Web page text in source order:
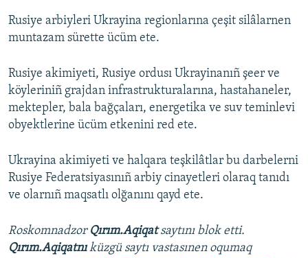
Rusiye arbiyleri Ukrayina regionlarına çeşit silâlarnen
muntazam sürette ücüm ete.
Rusiye akimiyeti, Rusiye ordusı Ukrayinanıñ şeer ve
köyleriniñ grajdan infrastrukturalarına, hastahaneler,
mektepler, bala bağçaları, energetika ve suv teminlevi
obyektlerine ücüm etkenini red ete.
Ukrayina akimiyeti ve halqara teşkilâtlar bu darbelerni
Rusiye Federatsiyasınıñ arbiy cinayetleri olaraq tanıdı
ve olarnıñ maqsatlı olğanını qayd ete.
Roskomnadzor Qırım.Aqiqatsaytını blok etti.
Qırım.Aqiqatnıküzgü saytı vastasınen oqumaq